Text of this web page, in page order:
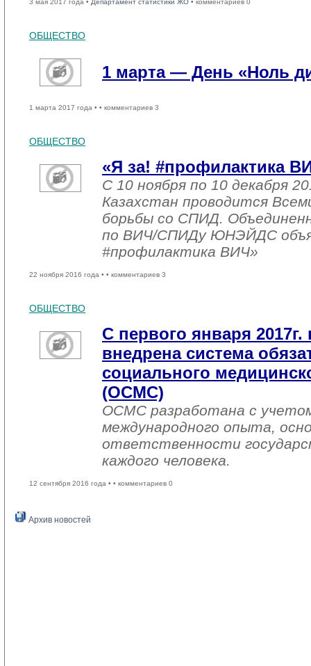
3 мая 2017 года • Департамент статистики ЖО • комментариев 0
ОБЩЕСТВО
1 марта — День «Ноль
1 марта 2017 года • • комментариев 3
ОБЩЕСТВО
«Я за! #профилактика
С 10 ноября по 10 декабря
Казахстан проводится
борьбы со СПИД.
по ВИЧ/СПИДу ЮНЭЙДС
#профилактика ВИЧ»
22 ноября 2016 года • • комментариев 3
ОБЩЕСТВО
С первого января 2017г.
внедрена система
социального
(ОСМС)
ОСМС разработана с
международного опыта,
ответственности
каждого человека.
12 сентября 2016 года • • комментариев 0
Архив новостей